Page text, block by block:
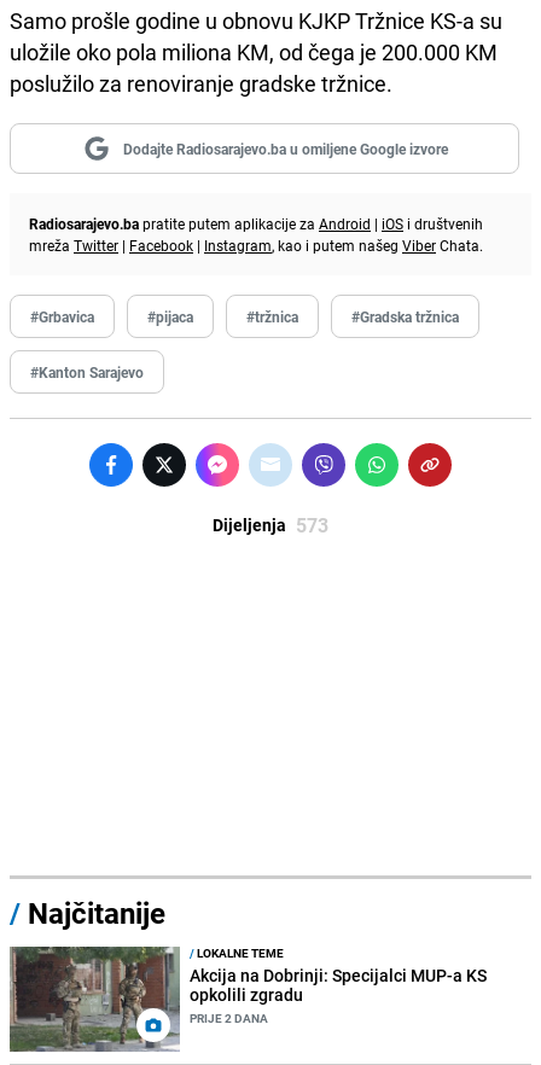
Samo prošle godine u obnovu KJKP Tržnice KS-a su
uložile oko pola miliona KM, od čega je 200.000 KM
poslužilo za renoviranje gradske tržnice.
Dodajte Radiosarajevo.ba u omiljene Google izvore
Radiosarajevo.bapratite putem aplikacije za Android | iOS i društvenih
mreža Twitter | Facebook | Instagram, kao i putem našeg ViberChata.
#Grbavica #pijaca #tržnica #Gradska tržnica
#Kanton Sarajevo
Dijeljenja 573
/ Najčitanije
/LOKALNE TEME
Akcija na Dobrinji: Specijalci MUP-a KS
opkolili zgradu
PRIJE 2 DANA